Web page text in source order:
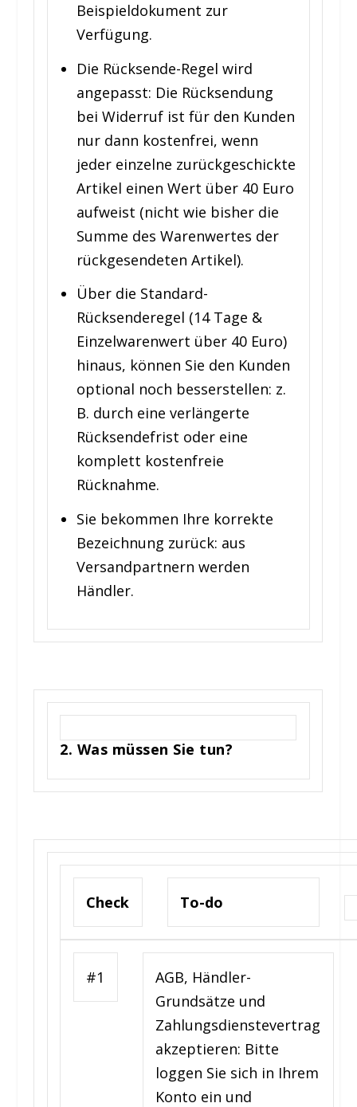
Beispieldokument zur
Verfügung.
Die Rücksende-Regel wird
angepasst: Die Rücksendung
bei Widerruf ist für den Kunden
nur dann kostenfrei, wenn
jeder einzelne zurückgeschickte
Artikel einen Wert über 40 Euro
aufweist (nicht wie bisher die
Summe des Warenwertes der
rückgesendeten Artikel).
Über die Standard-
Rücksenderegel (14 Tage &
Einzelwarenwert über 40 Euro)
hinaus, können Sie den Kunden
optional noch besserstellen: z.
B. durch eine verlängerte
Rücksendefrist oder eine
komplett kostenfreie
Rücknahme.
Sie bekommen Ihre korrekte
Bezeichnung zurück: aus
Versandpartnern werden
Händler.
2. Was müssen Sie tun?
Check To-do
#1
AGB, Händler-
Grundsätze und
Zahlungsdienstevertrag
akzeptieren: Bitte
loggen Sie sich in Ihrem
Konto ein und